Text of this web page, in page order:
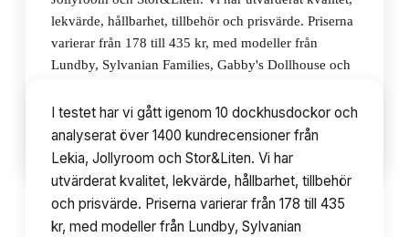
lekvärde, hållbarhet, tillbehör och prisvärde. Priserna
varierar från 178 till 435 kr, med modeller från
Lundby, Sylvanian Families, Gabby's Dollhouse och
Innehållsförteckning 10avsnitt
I testet har vi gått igenom 10 dockhusdockor och
analyserat över 1400 kundrecensioner från
Lekia, Jollyroom och Stor&Liten. Vi har
utvärderat kvalitet, lekvärde, hållbarhet, tillbehör
och prisvärde. Priserna varierar från 178 till 435
kr, med modeller från Lundby, Sylvanian